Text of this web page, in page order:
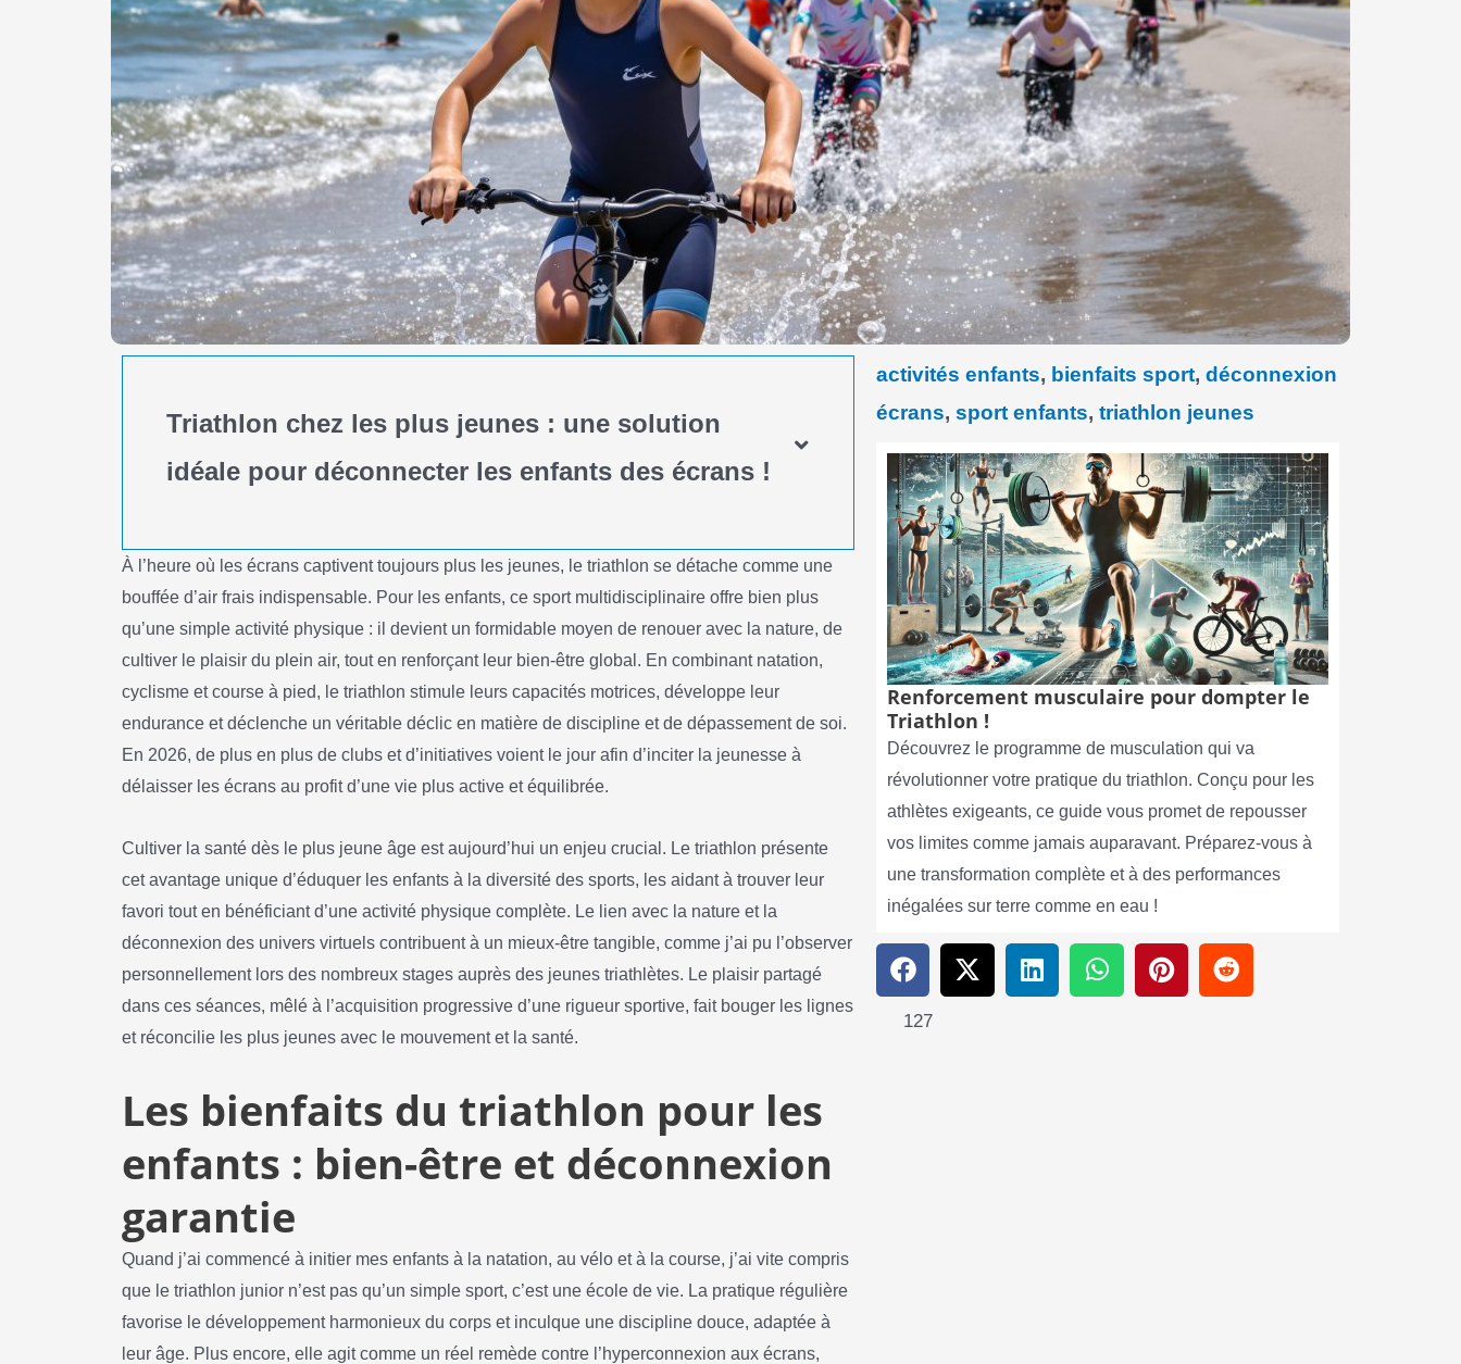
Triathlon chez les plus jeunes : une solution
idéale pour déconnecter les enfants des écrans !
À l’heure où les écrans captivent toujours plus les jeunes, le triathlon se détache comme une
bouffée d’air frais indispensable. Pour les enfants, ce sport multidisciplinaire offre bien plus
qu’une simple activité physique : il devient un formidable moyen de renouer avec la nature, de
cultiver le plaisir du plein air, tout en renforçant leur bien-être global. En combinant natation,
cyclisme et course à pied, le triathlon stimule leurs capacités motrices, développe leur
endurance et déclenche un véritable déclic en matière de discipline et de dépassement de soi.
En 2026, de plus en plus de clubs et d’initiatives voient le jour afin d’inciter la jeunesse à
délaisser les écrans au profit d’une vie plus active et équilibrée.
Cultiver la santé dès le plus jeune âge est aujourd’hui un enjeu crucial. Le triathlon présente
cet avantage unique d’éduquer les enfants à la diversité des sports, les aidant à trouver leur
favori tout en bénéficiant d’une activité physique complète. Le lien avec la nature et la
déconnexion des univers virtuels contribuent à un mieux-être tangible, comme j’ai pu l’observer
personnellement lors des nombreux stages auprès des jeunes triathlètes. Le plaisir partagé
dans ces séances, mêlé à l’acquisition progressive d’une rigueur sportive, fait bouger les lignes
et réconcilie les plus jeunes avec le mouvement et la santé.
Les bienfaits du triathlon pour les
enfants : bien-être et déconnexion
garantie
Quand j’ai commencé à initier mes enfants à la natation, au vélo et à la course, j’ai vite compris
que le triathlon junior n’est pas qu’un simple sport, c’est une école de vie. La pratique régulière
favorise le développement harmonieux du corps et inculque une discipline douce, adaptée à
leur âge. Plus encore, elle agit comme un réel remède contre l’hyperconnexion aux écrans,
activités enfants, bienfaits sport, déconnexion
écrans, sport enfants, triathlon jeunes
Renforcement musculaire pour dompter le
Triathlon !
Découvrez le programme de musculation qui va
révolutionner votre pratique du triathlon. Conçu pour les
athlètes exigeants, ce guide vous promet de repousser
vos limites comme jamais auparavant. Préparez-vous à
une transformation complète et à des performances
inégalées sur terre comme en eau !
127